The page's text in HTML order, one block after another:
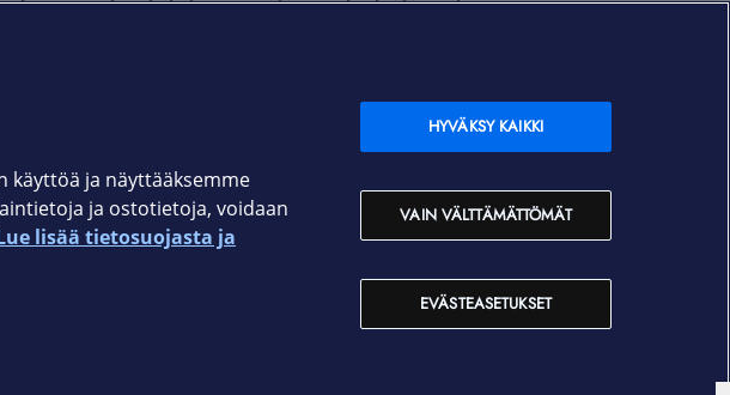
suojakotelo kuljettaa mukanaan lisäksi luottokortit ja
käyttöä ja näyttääksemme
ja ostotietoja, voidaan
lisää tietosuojasta ja
EVÄSTEASETUKSET
VAIN VÄLTTÄMÄTTÖMÄT
HYVÄKSY KAIKKI